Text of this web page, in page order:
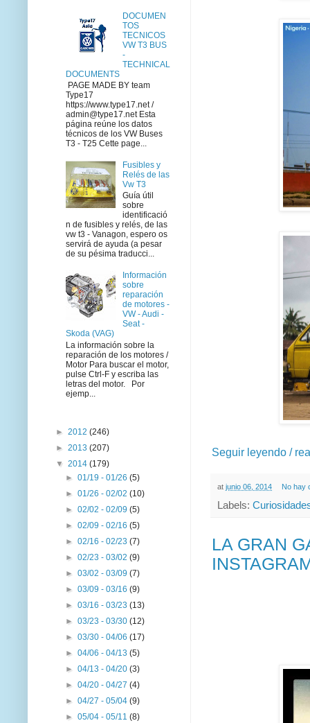
Seguir leyendo /
at junio 06, 2014 No hay
Labels:
LA GRAN
DOCUMEN
TOS
TECNICOS
VW T3 BUS
-
TECHNICAL
DOCUMENTS
PAGE MADE BY team
Type17
https://www.type17.net /
admin@type17.net Esta
página reúne los datos
técnicos de los VW Buses
T3 - T25 Cette page...
Fusibles y
Relés de las
Vw T3
Guía útil
sobre
identificació
n de fusibles y relés, de las
vw t3 - Vanagon, espero os
servirá de ayuda (a pesar
de su pésima traducci...
Información
sobre
reparación
de motores -
VW - Audi -
Seat -
Skoda (VAG)
La información sobre la
reparación de los motores /
Motor Para buscar el motor,
pulse Ctrl-F y escriba las
letras del motor. Por
ejemp...
► 2012 (246)
► 2013 (207)
▼ 2014 (179)
►01/19 - 01/26(5)
►01/26 - 02/02(10)
►02/02 - 02/09(5)
►02/09 - 02/16(5)
►02/16 - 02/23(7)
►02/23 - 03/02(9)
►03/02 - 03/09(7)
►03/09 - 03/16(9)
►03/16 - 03/23(13)
►03/23 - 03/30(12)
►03/30 - 04/06(17)
►04/06 - 04/13(5)
►04/13 - 04/20(3)
►04/20 - 04/27(4)
►04/27 - 05/04(9)
►05/04 - 05/11(8)